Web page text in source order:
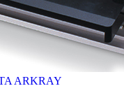
ARKRAY